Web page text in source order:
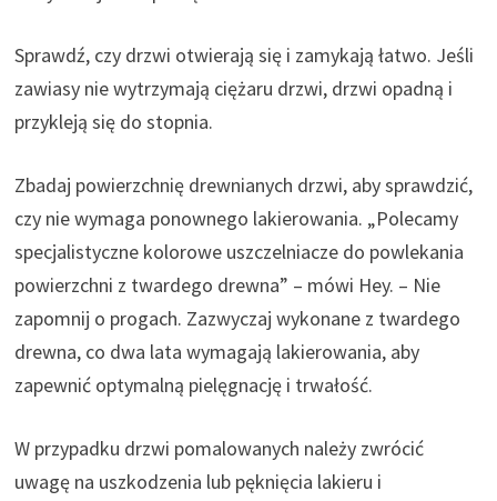
Sprawdź, czy drzwi otwierają się i zamykają łatwo. Jeśli
zawiasy nie wytrzymają ciężaru drzwi, drzwi opadną i
przykleją się do stopnia.
Zbadaj powierzchnię drewnianych drzwi, aby sprawdzić,
czy nie wymaga ponownego lakierowania. „Polecamy
specjalistyczne kolorowe uszczelniacze do powlekania
powierzchni z twardego drewna” – mówi Hey. – Nie
zapomnij o progach. Zazwyczaj wykonane z twardego
drewna, co dwa lata wymagają lakierowania, aby
zapewnić optymalną pielęgnację i trwałość.
W przypadku drzwi pomalowanych należy zwrócić
uwagę na uszkodzenia lub pęknięcia lakieru i